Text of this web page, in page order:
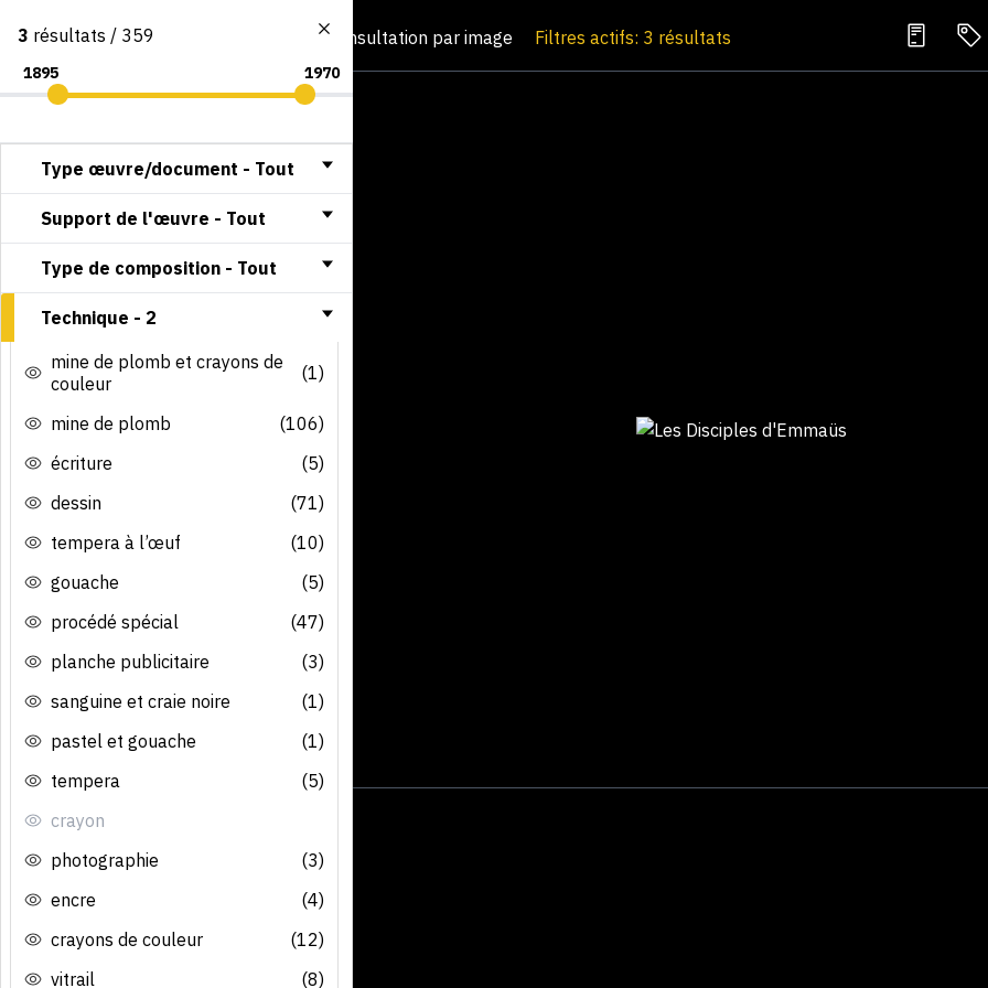
Consultation par image Filtres actifs: 3 résultats
3 résultats / 359
Type œuvre/document - Tout
Support de l'œuvre - Tout
Type de composition - Tout
Technique - 2
mine de plomb et crayons de
couleur
(1)
mine de plomb
(106)
écriture
(5)
dessin
(71)
tempera à l’œuf
(10)
gouache
(5)
procédé spécial
(47)
planche publicitaire
(3)
sanguine et craie noire
(1)
pastel et gouache
(1)
tempera
(5)
crayon
photographie
(3)
encre
(4)
crayons de couleur
(12)
vitrail
(8)